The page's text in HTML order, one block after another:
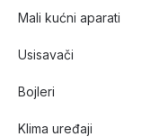
Mali kućni aparati
Usisavači
Bojleri
Klima uređaji